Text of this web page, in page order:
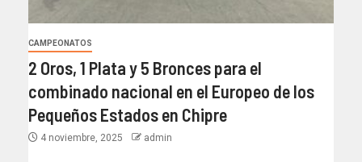
CAMPEONATOS
2 Oros, 1 Plata y 5 Bronces para el
combinado nacional en el Europeo de los
Pequeños Estados en Chipre
4 noviembre, 2025 admin